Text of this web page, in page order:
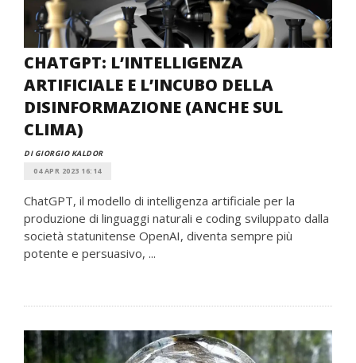
CHATGPT: L’INTELLIGENZA
ARTIFICIALE E L’INCUBO DELLA
DISINFORMAZIONE (ANCHE SUL
CLIMA)
DI GIORGIO KALDOR
04 APR 2023 16:14
ChatGPT, il modello di intelligenza artificiale per la
produzione di linguaggi naturali e coding sviluppato dalla
società statunitense OpenAI, diventa sempre più
potente e persuasivo, ...